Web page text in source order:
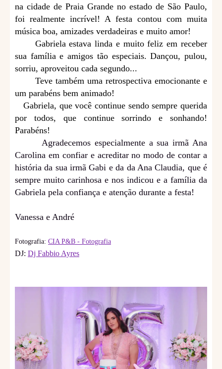
na cidade de Praia Grande no estado de São Paulo,
foi realmente incrível! A festa contou com muita
música boa, amizades verdadeiras e muito amor!
Gabriela estava linda e muito feliz em receber
sua família e amigos tão especiais. Dançou, pulou,
sorriu, aproveitou cada segundo...
Teve também uma retrospectiva emocionante e
um parabéns bem animado!
Gabriela, que você continue sendo sempre querida
por todos, que continue sorrindo e sonhando!
Parabéns!
Agradecemos especialmente a sua irmã Ana
Carolina em confiar e acreditar no modo de contar a
história da sua irmã Gabi e da da Ana Claudia, que é
sempre muito carinhosa e nos indicou e a família da
Gabriela pela confiança e atenção durante a festa!
Vanessa e André
Fotografia: CIA P&B - Fotografia
DJ: Dj Fabbio Ayres